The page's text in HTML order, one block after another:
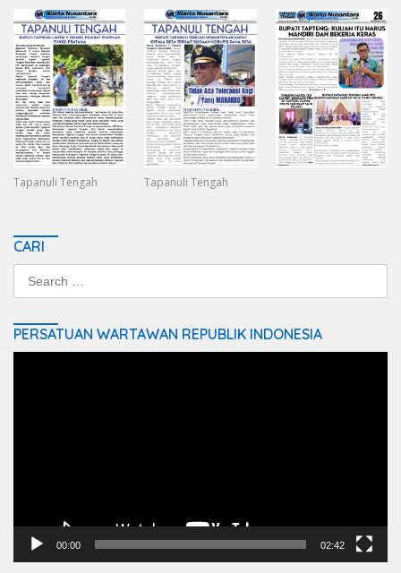
Tapanuli Tengah Tapanuli Tengah
CARI
Search
for:
PERSATUAN WARTAWAN REPUBLIK INDONESIA
00:00 02:42